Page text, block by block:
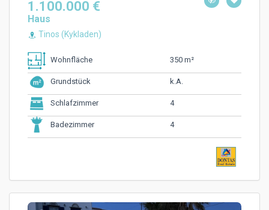
1.100.000 €
Haus
Tinos (Kykladen)
Wohnfläche 350 m²
Grundstück k.A.
Schlafzimmer 4
Badezimmer 4